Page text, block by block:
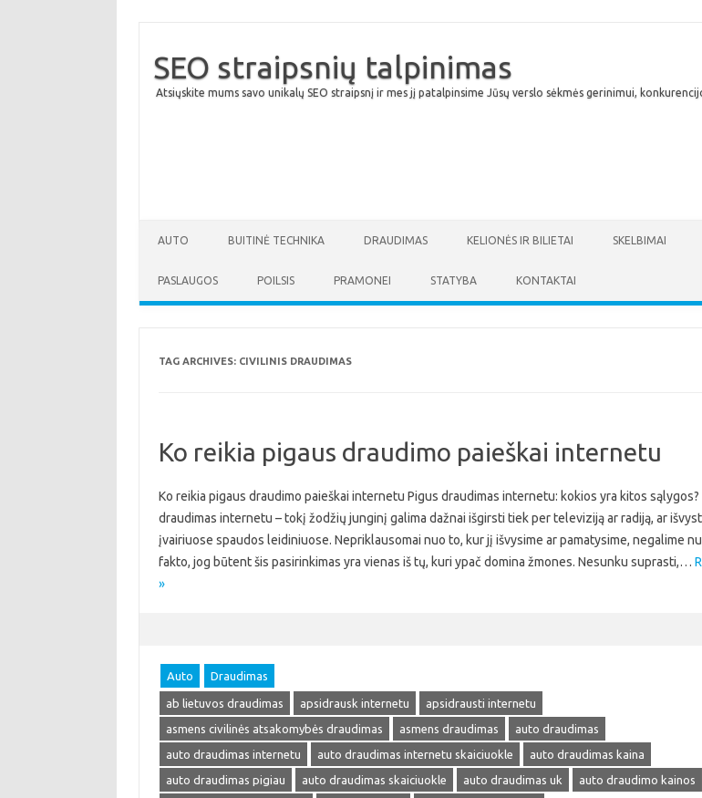
SEO straipsnių talpinimas
Atsiųskite mums savo unikalų SEO straipsnį ir mes jį patalpinsime Jūsų verslo sėkmės gerinimui,
AUTO BUITINĖ TECHNIKA DRAUDIMAS KELIONĖS IR BILIETAI SKELBIMAI
PASLAUGOS POILSIS PRAMONEI STATYBA KONTAKTAI
TAG ARCHIVES: CIVILINIS DRAUDIMAS
Ko reikia pigaus draudimo paieškai internetu
Ko reikia pigaus draudimo paieškai internetu Pigus draudimas internetu: kokios yra kitos sąlygos?
draudimas internetu – tokį žodžių junginį galima dažnai išgirsti tiek per televiziją ar radiją, ar
įvairiuose spaudos leidiniuose. Nepriklausomai nuo to, kur jį išvysime ar pamatysime, negalime
fakto, jog būtent šis pasirinkimas yra vienas iš tų, kuri ypač domina žmones. Nesunku suprasti,…
»
Auto Draudimas
ab lietuvos draudimas apsidrausk internetu
apsidrausti internetu
asmens civilinės atsakomybės draudimas
asmens draudimas
auto draudimas
auto draudimas internetu
auto draudimas internetu skaiciuokle
auto draudimas kaina
auto draudimas pigiau
auto draudimas skaiciuokle auto draudimas uk
auto draudimo kainos